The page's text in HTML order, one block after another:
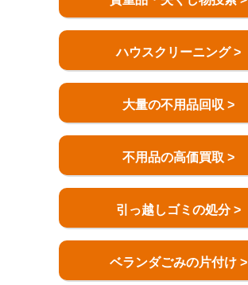
ハウスクリーニング >
大量の不用品回収 >
不用品の高価買取 >
引っ越しゴミの処分 >
ベランダごみの片付け >